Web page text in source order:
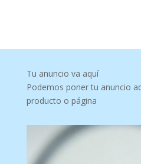
Tu anuncio va aquí
Podemos poner tu anuncio
producto o página